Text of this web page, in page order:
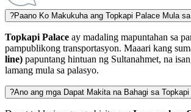
?Paano Ko Makukuha ang Topkapi Palace Mula
Topkapi Palace ay madaling mapuntahan sa
pampublikong transportasyon. Maaari kang
line) papuntang hintuan ng Sultanahmet, na
lamang mula sa palasyo.
?Ano ang mga Dapat Makita na Bahagi sa